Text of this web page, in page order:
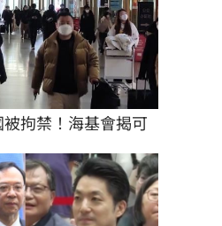
拘禁！海基會揭可